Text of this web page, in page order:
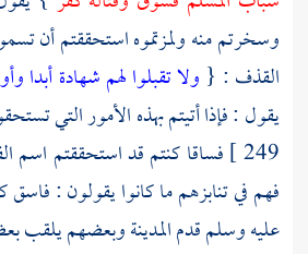
وسخرتم منه ولمزتموه استحققتم أن
القذف : { ولا تقبلوا لهم شهادة أبدا
يقول : فإذا أتيتم بهذه الأمور التي
249 ] فساقا كنتم قد استحققتم اسم
فهم في تنابزهم ما كانوا يقولون : فاسق
عليه وسلم قدمالمدينةوبعضهم يلقب